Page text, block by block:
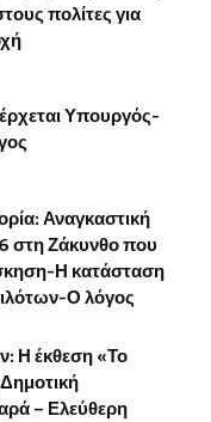
πολίτες για
Υπουργός-
Αναγκαστική
στη Ζάκυνθο που
Η κατάσταση
Ο λόγος
Η έκθεση «Το
– Ελεύθερη